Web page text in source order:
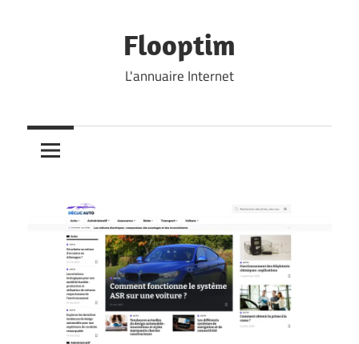
Flooptim
L'annuaire Internet